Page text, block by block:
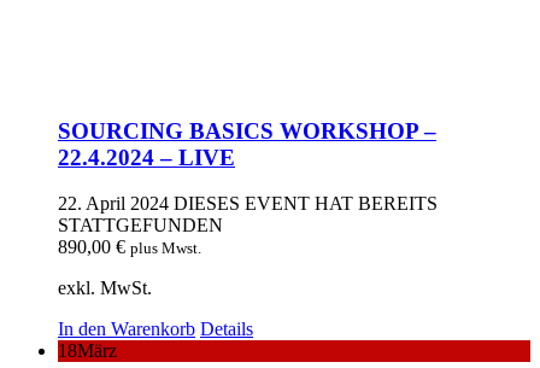
SOURCING BASICS WORKSHOP –
22.4.2024 – LIVE
22. April 2024 DIESES EVENT HAT BEREITS
STATTGEFUNDEN
890,00 € plus Mwst.
exkl. MwSt.
In den Warenkorb Details
18März